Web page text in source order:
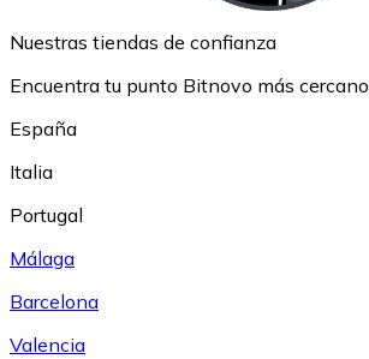
Nuestras tiendas de confianza
Encuentra tu punto Bitnovo más cercano
España
Italia
Portugal
Málaga
Barcelona
Valencia